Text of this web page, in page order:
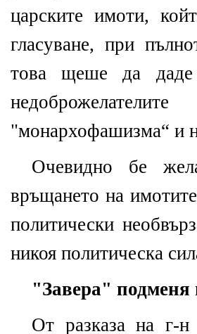
царските имоти,
гласуване, при
това щеше да даде
"монархофашизма“ и
Очевидно бе
връщането на
политически
никоя политическа
"Завера" подменя
От разказа на г-